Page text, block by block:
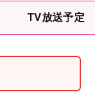
TV放送予定